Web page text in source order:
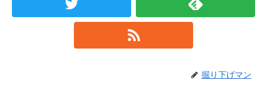
掘り下げマン